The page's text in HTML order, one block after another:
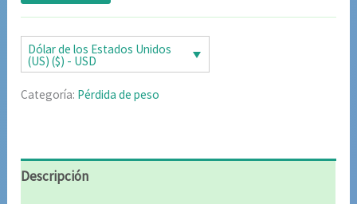
de clientes
Dólar de los Estados Unidos
(US) ($) - USD
Categoría: Pérdida de peso
Descripción